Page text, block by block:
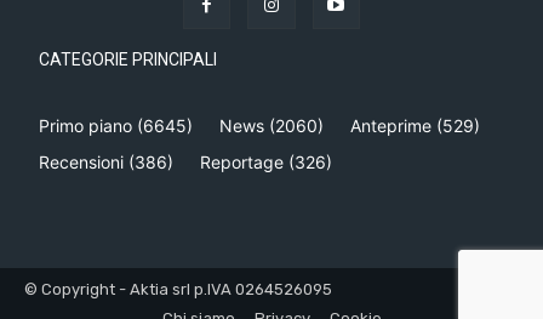
CATEGORIE PRINCIPALI
Primo piano (6645) News (2060) Anteprime (529)
Recensioni (386) Reportage (326)
© Copyright - Aktia srl p.IVA 0264526095